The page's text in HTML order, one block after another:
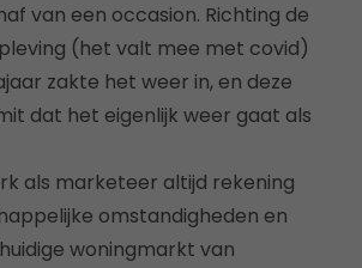
van een occasion. Richting de
(het valt mee met covid)
zakte het weer in, en deze
dat het eigenlijk weer gaat als
als marketeer altijd rekening
omstandigheden en
woningmarkt van